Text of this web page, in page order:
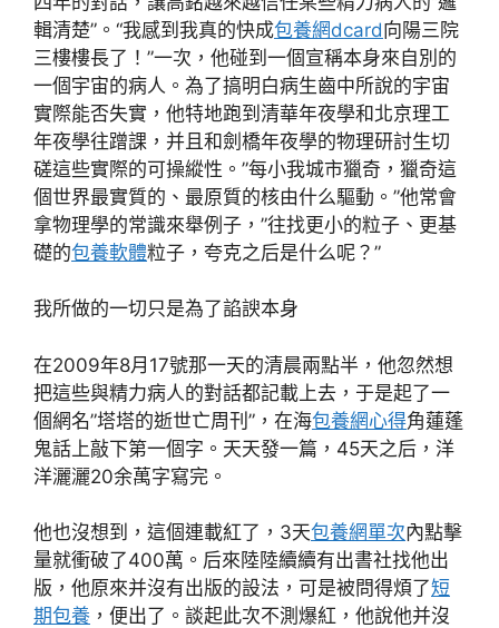
輯清楚”。“我感到我真的快成包養網dcard向陽三院
三樓樓長了！”一次，他碰到一個宣稱本身來自別的
一個宇宙的病人。為了搞明白病生齒中所說的宇宙
實際能否失實，他特地跑到清華年夜學和北京理工
年夜學往蹭課，并且和劍橋年夜學的物理研討生切
磋這些實際的可操縱性。”每小我城市獵奇，獵奇這
個世界最實質的、最原質的核由什么驅動。”他常會
拿物理學的常識來舉例子，”往找更小的粒子、更基
礎的包養軟體粒子，夸克之后是什么呢？”
我所做的一切只是為了諂諛本身
在2009年8月17號那一天的清晨兩點半，他忽然想
把這些與精力病人的對話都記載上去，于是起了一
個網名”塔塔的逝世亡周刊”，在海包養網心得角蓮蓬
鬼話上敲下第一個字。天天發一篇，45天之后，洋
洋灑灑20余萬字寫完。
他也沒想到，這個連載紅了，3天包養網單次內點擊
量就衝破了400萬。后來陸陸續續有出書社找他出
版，他原來并沒有出版的設法，可是被問得煩了短
期包養 ，便出了。談起此次不測爆紅，他說他并沒